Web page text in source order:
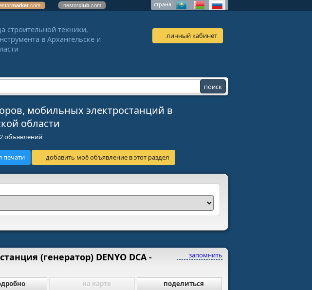
market .com nestorclub .com страна
строительной техники,
в Архангельске и
личный кабинет
мобильных электростанций в
области
объявлений
печати добавить моё объявление в этот раздел
запомнить
(генератор) DENYO DCA -
на карте поделиться